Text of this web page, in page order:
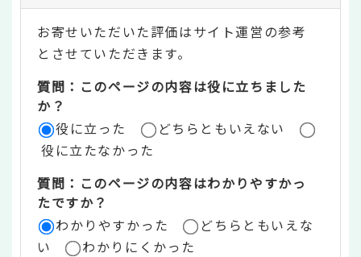
テ
ン
ツ
評
価
リ
ア
お寄せいただいた評価はサイト運営の参考
とさせていただきます。
質問：このページの内容は役に立ちました
か？
役に立った
どちらともいえない
役に立たなかった
質問：このページの内容はわかりやすかっ
たですか？
わかりやすかった
どちらともいえな
い
わかりにくかった